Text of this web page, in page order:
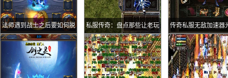
法师遇到战士之后要如何脱
困
私服传奇：盘点那些让老玩
家心心念念的入口真的有隐
藏地图吗
传奇私服无敌加速器
一人披靡暗战集四大
一身媲美8L